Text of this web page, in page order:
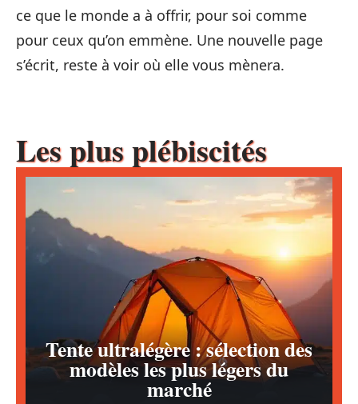
ce que le monde a à offrir, pour soi comme
pour ceux qu’on emmène. Une nouvelle page
s’écrit, reste à voir où elle vous mènera.
Les plus plébiscités
Tente ultralégère : sélection des
modèles les plus légers du
marché